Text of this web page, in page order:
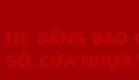
III. BẢNG BÁO
GỖ, CỬA NHỰA